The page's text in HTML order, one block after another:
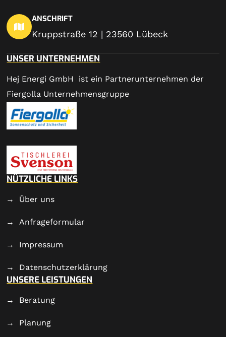
ANSCHRIFT
Kruppstraße 12 | 23560 Lübeck
UNSER UNTERNEHMEN
Hej Energi GmbH ist ein Partnerunternehmen der
Fiergolla Unternehmensgruppe
NÜTZLICHE LINKS
Über uns
Anfrageformular
Impressum
Datenschutzerklärung
UNSERE LEISTUNGEN
Beratung
Planung